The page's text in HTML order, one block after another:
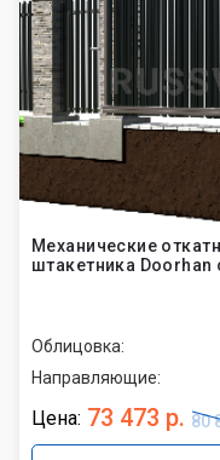
Механические
штакетника
Облицовка:
Направляющие:
Цена: 73 473 р. 80